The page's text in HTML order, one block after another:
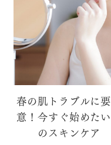
春の肌トラブルに
意！今すぐ始めた
のスキンケア